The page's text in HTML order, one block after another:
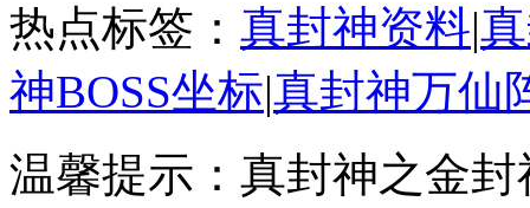
热点标签： 真封神资料|
神BOSS坐标|真封神万仙
温馨提示：真封神之金